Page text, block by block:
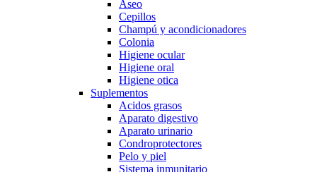
Aseo
Cepillos
Champú y acondicionadores
Colonia
Higiene ocular
Higiene oral
Higiene otica
Suplementos
Acidos grasos
Aparato digestivo
Aparato urinario
Condroprotectores
Pelo y piel
Sistema inmunitario